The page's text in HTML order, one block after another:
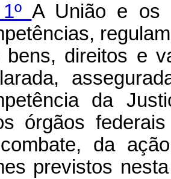
A União e os
bens, direitos e
da
órgãos
da
previstos